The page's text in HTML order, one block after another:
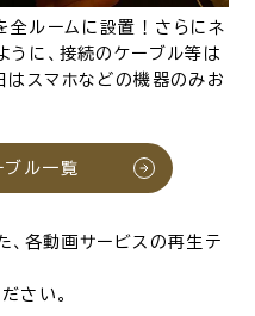
ルームに設置！さらにネ
うに、接続のケーブル等は
はスマホなどの機器のみお
ブル一覧
、各動画サービスの再生テ
さい。